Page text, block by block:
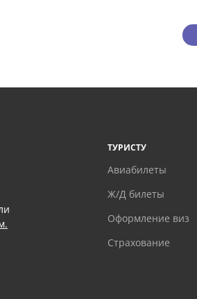
ТУРИСТУ
Авиабилеты
Ж/Д билеты
Оформление виз
Страхование